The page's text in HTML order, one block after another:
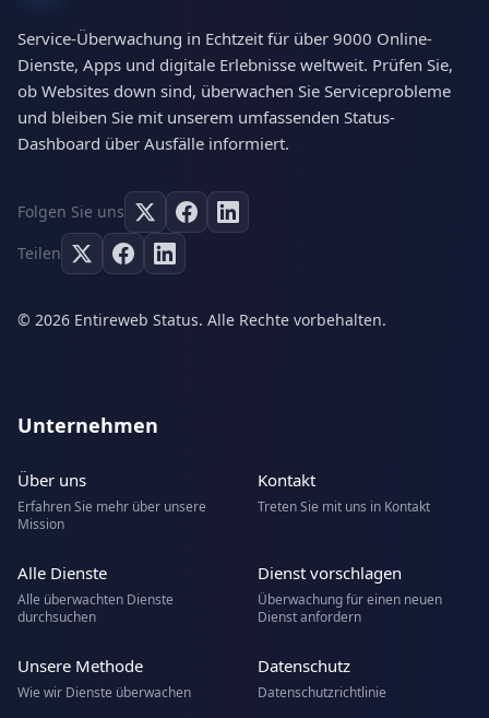
Service-Überwachung in Echtzeit für über 9000 Online-
Dienste, Apps und digitale Erlebnisse weltweit. Prüfen Sie,
ob Websites down sind, überwachen Sie Serviceprobleme
und bleiben Sie mit unserem umfassenden Status-
Dashboard über Ausfälle informiert.
Folgen Sie uns
Teilen
© 2026 Entireweb Status. Alle Rechte vorbehalten.
Unternehmen
Über uns
Erfahren Sie mehr über unsere
Mission
Kontakt
Treten Sie mit uns in Kontakt
Alle Dienste
Alle überwachten Dienste
durchsuchen
Dienst vorschlagen
Überwachung für einen neuen
Dienst anfordern
Unsere Methode
Wie wir Dienste überwachen
Datenschutz
Datenschutzrichtlinie